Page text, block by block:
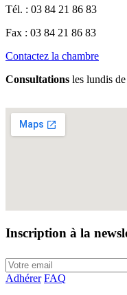
Tél. : 03 84 21 86 83
Fax : 03 84 21 86 83
Contactez la chambre
Consultations les lundis
Inscription à la
Adhérer FAQ